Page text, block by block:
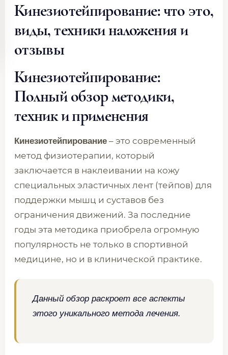
Кинезиотейпирование: что это,
виды, техники наложения и
отзывы
Кинезиотейпирование:
Полный обзор методики,
техник и применения
Кинезиотейпирование – это современный
метод физиотерапии, который
заключается в наклеивании на кожу
специальных эластичных лент (тейпов) для
поддержки мышц и суставов без
ограничения движений. За последние
годы эта методика приобрела огромную
популярность не только в спортивной
медицине, но и в клинической практике.
Данный обзор раскроет все аспекты
этого уникального метода лечения.